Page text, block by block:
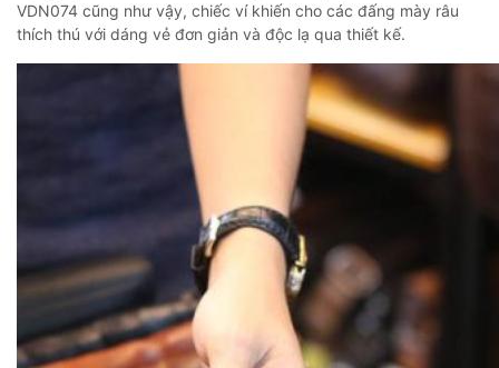
VDN074 cũng như vậy, chiếc ví khiến cho các đấng mày râu
thích thú với dáng vẻ đơn giản và độc lạ qua thiết kế.